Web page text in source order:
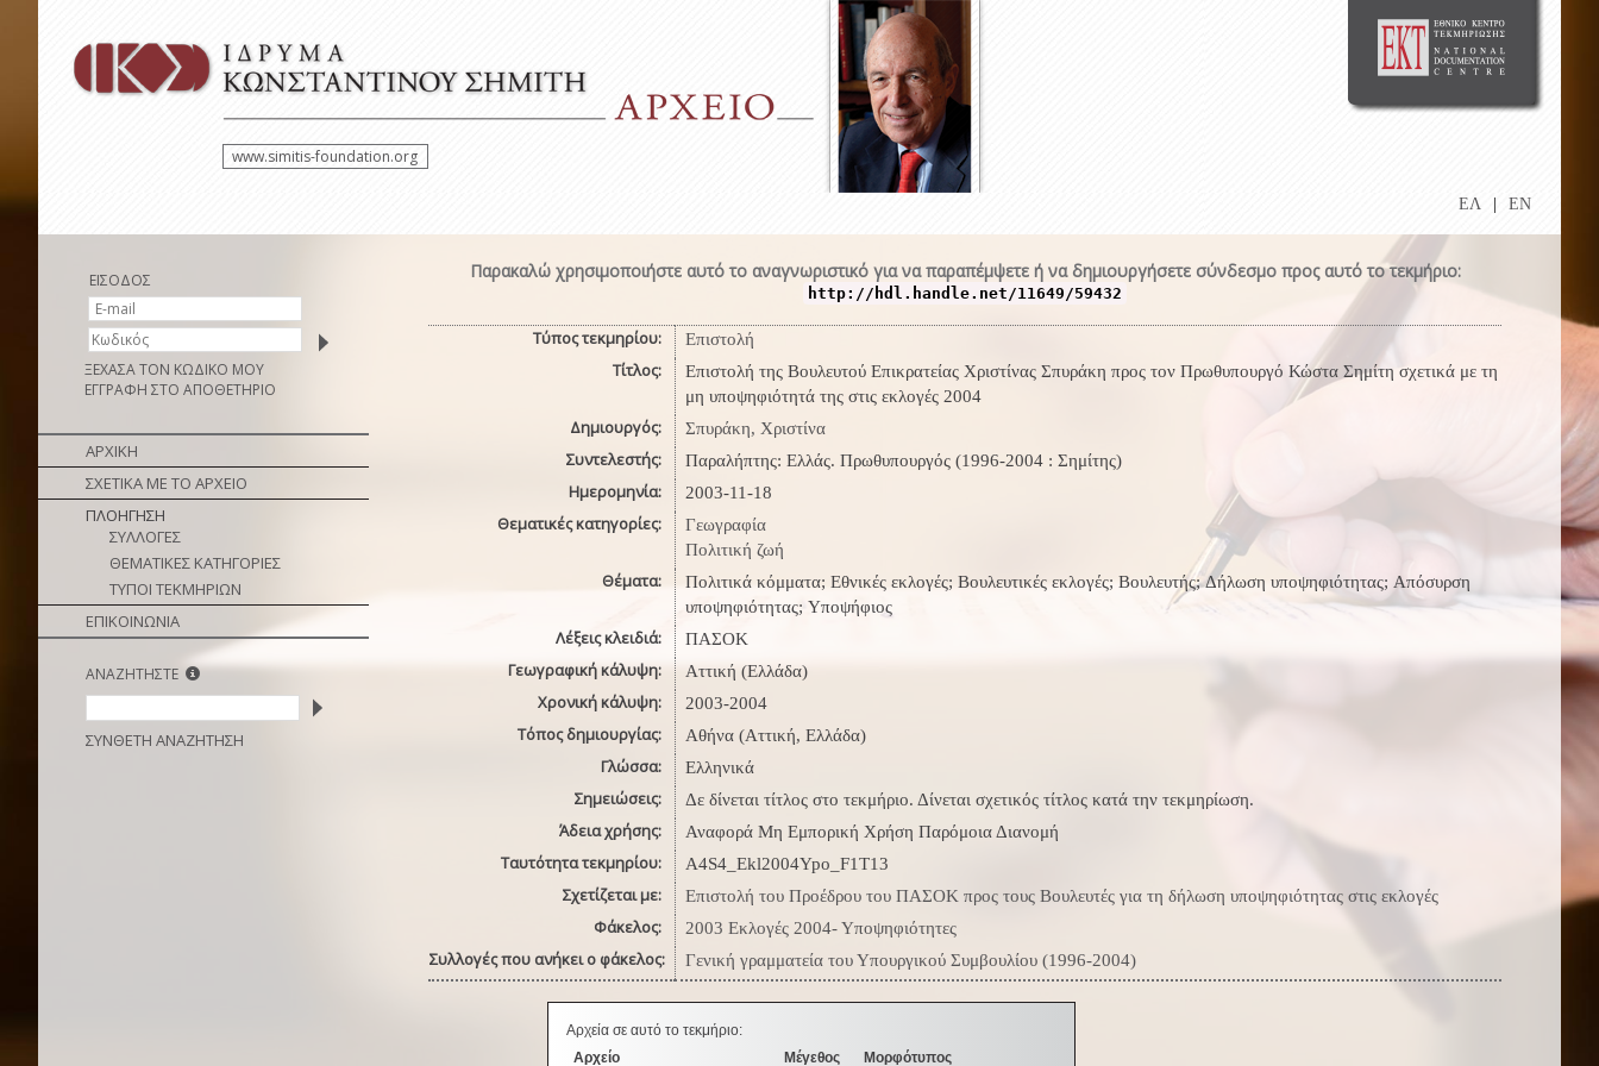
www.simitis-foundation.org
ΕΛ EN
ΕΙΣΟΔΟΣ
ΞΕΧΑΣΑ ΤΟΝ ΚΩΔΙΚΟ ΜΟΥ
ΕΓΓΡΑΦΗ ΣΤΟ ΑΠΟΘΕΤΗΡΙΟ
ΑΡΧΙΚΗ
ΣΧΕΤΙΚΑ ΜΕ ΤΟ ΑΡΧΕΙΟ
ΠΛΟΗΓΗΣΗ
ΣΥΛΛΟΓΕΣ
ΘΕΜΑΤΙΚΕΣ ΚΑΤΗΓΟΡΙΕΣ
ΤΥΠΟΙ ΤΕΚΜΗΡΙΩΝ
ΕΠΙΚΟΙΝΩΝΙΑ
ΑΝΑΖΗΤΗΣΤΕ
ΣΥΝΘΕΤΗ ΑΝΑΖΗΤΗΣΗ
Παρακαλώ χρησιμοποιήστε αυτό το αναγνωριστικό για να παραπέμψετε ή να δημιουργήσετε σύνδεσμο προς αυτό το τεκμήριο:
http://hdl.handle.net/11649/59432
Τύπος τεκμηρίου: Επιστολή
Τίτλος:
Επιστολή της Βουλευτού Επικρατείας Χριστίνας Σπυράκη προς τον Πρωθυπουργό Κώστα Σημίτη σχετικά με τη
μη υποψηφιότητά της στις εκλογές 2004
Δημιουργός: Σπυράκη, Χριστίνα
Συντελεστής: Παραλήπτης: Ελλάς. Πρωθυπουργός (1996-2004 : Σημίτης)
Ημερομηνία: 2003-11-18
Θεματικές κατηγορίες:
Γεωγραφία
Πολιτική ζωή
Θέματα:
Πολιτικά κόμματα; Εθνικές εκλογές; Βουλευτικές εκλογές; Βουλευτής; Δήλωση υποψηφιότητας; Απόσυρση
υποψηφιότητας; Υποψήφιος
Λέξεις κλειδιά: ΠΑΣΟΚ
Γεωγραφική κάλυψη: Αττική (Ελλάδα)
Χρονική κάλυψη: 2003-2004
Τόπος δημιουργίας: Αθήνα (Αττική, Ελλάδα)
Γλώσσα: Ελληνικά
Σημειώσεις: Δε δίνεται τίτλος στο τεκμήριο. Δίνεται σχετικός τίτλος κατά την τεκμηρίωση.
Άδεια χρήσης: Αναφορά Μη Εμπορική Χρήση Παρόμοια Διανομή
Ταυτότητα τεκμηρίου: A4S4_Ekl2004Ypo_F1T13
Σχετίζεται με: Επιστολή του Προέδρου του ΠΑΣΟΚ προς τους Βουλευτές για τη δήλωση υποψηφιότητας στις εκλογές
Φάκελος: 2003 Εκλογές 2004- Υποψηφιότητες
Συλλογές που ανήκει ο φάκελος: Γενική γραμματεία του Υπουργικού Συμβουλίου (1996-2004)
Αρχεία σε αυτό το τεκμήριο:
Αρχείο
Μέγεθος Μορφότυπος